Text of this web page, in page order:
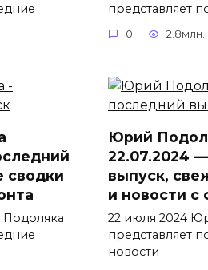
представляет
0 2.8млн.
сводки
Юрий
22.07.2024
выпуск,
и новости с
22 июля 2024
представляет
новости